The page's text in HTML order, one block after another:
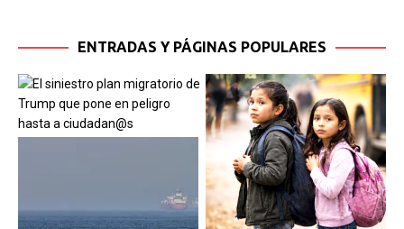
ENTRADAS Y PÁGINAS POPULARES